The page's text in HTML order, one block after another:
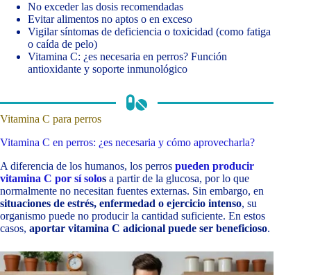
No exceder las dosis recomendadas
Evitar alimentos no aptos o en exceso
Vigilar síntomas de deficiencia o toxicidad (como fatiga
o caída de pelo)
Vitamina C: ¿es necesaria en perros? Función
antioxidante y soporte inmunológico
Vitamina C para perros
Vitamina C en perros: ¿es necesaria y cómo aprovecharla?
A diferencia de los humanos, los perros pueden producir
vitamina C por sí solos a partir de la glucosa, por lo que
normalmente no necesitan fuentes externas. Sin embargo, en
situaciones de estrés, enfermedad o ejercicio intenso, su
organismo puede no producir la cantidad suficiente. En estos
casos, aportar vitamina C adicional puede ser beneficioso.